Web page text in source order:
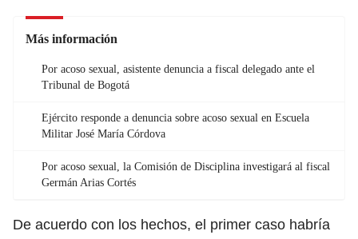
Más información
Por acoso sexual, asistente denuncia a fiscal delegado ante el
Tribunal de Bogotá
Ejército responde a denuncia sobre acoso sexual en Escuela
Militar José María Córdova
Por acoso sexual, la Comisión de Disciplina investigará al fiscal
Germán Arias Cortés
De acuerdo con los hechos, el primer caso habría